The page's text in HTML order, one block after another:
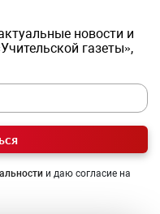
новости и
газеты»,
и даю согласие на